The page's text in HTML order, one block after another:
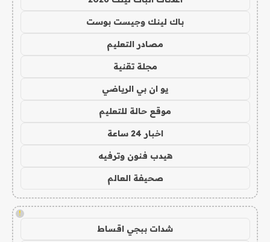
باك لينك وجيست بوست
مصادر التعليم
مجلة تقنية
يو ان بي الرياضي
موقع حالة للتعليم
اخبار 24 ساعة
هيدب فنون وترفيه
صحيفة العالم
!
شدات ببجي اقساط